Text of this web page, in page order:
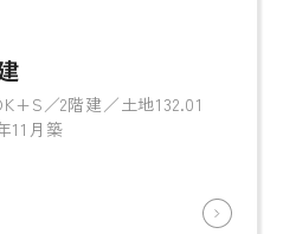
／2階建／土地132.01
11月築